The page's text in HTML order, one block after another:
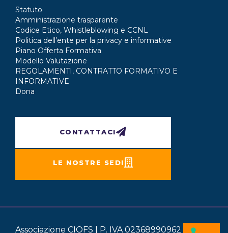
Statuto
Amministrazione trasparente
Codice Etico, Whistleblowing e CCNL
Politica dell’ente per la privacy e informative
Piano Offerta Formativa
Modello Valutazione
REGOLAMENTI, CONTRATTO FORMATIVO E
INFORMATIVE
Dona
CONTATTACI
LE NOSTRE SEDI
Associazione CIOFS | P. IVA 02368990962